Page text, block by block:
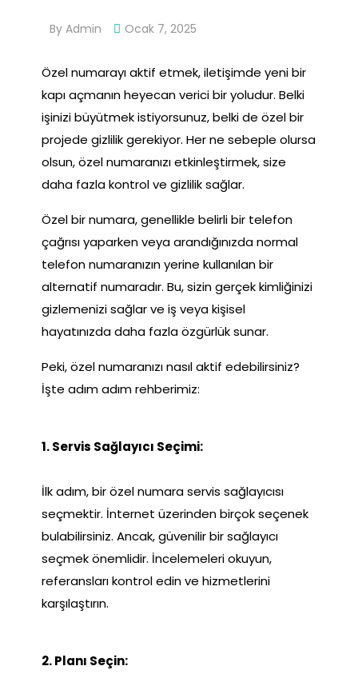
By Admin Ocak 7, 2025
Özel numarayı aktif etmek, iletişimde yeni bir
kapı açmanın heyecan verici bir yoludur. Belki
işinizi büyütmek istiyorsunuz, belki de özel bir
projede gizlilik gerekiyor. Her ne sebeple olursa
olsun, özel numaranızı etkinleştirmek, size
daha fazla kontrol ve gizlilik sağlar.
Özel bir numara, genellikle belirli bir telefon
çağrısı yaparken veya arandığınızda normal
telefon numaranızın yerine kullanılan bir
alternatif numaradır. Bu, sizin gerçek kimliğinizi
gizlemenizi sağlar ve iş veya kişisel
hayatınızda daha fazla özgürlük sunar.
Peki, özel numaranızı nasıl aktif edebilirsiniz?
İşte adım adım rehberimiz:
1. Servis Sağlayıcı Seçimi:
İlk adım, bir özel numara servis sağlayıcısı
seçmektir. İnternet üzerinden birçok seçenek
bulabilirsiniz. Ancak, güvenilir bir sağlayıcı
seçmek önemlidir. İncelemeleri okuyun,
referansları kontrol edin ve hizmetlerini
karşılaştırın.
2. Planı Seçin: